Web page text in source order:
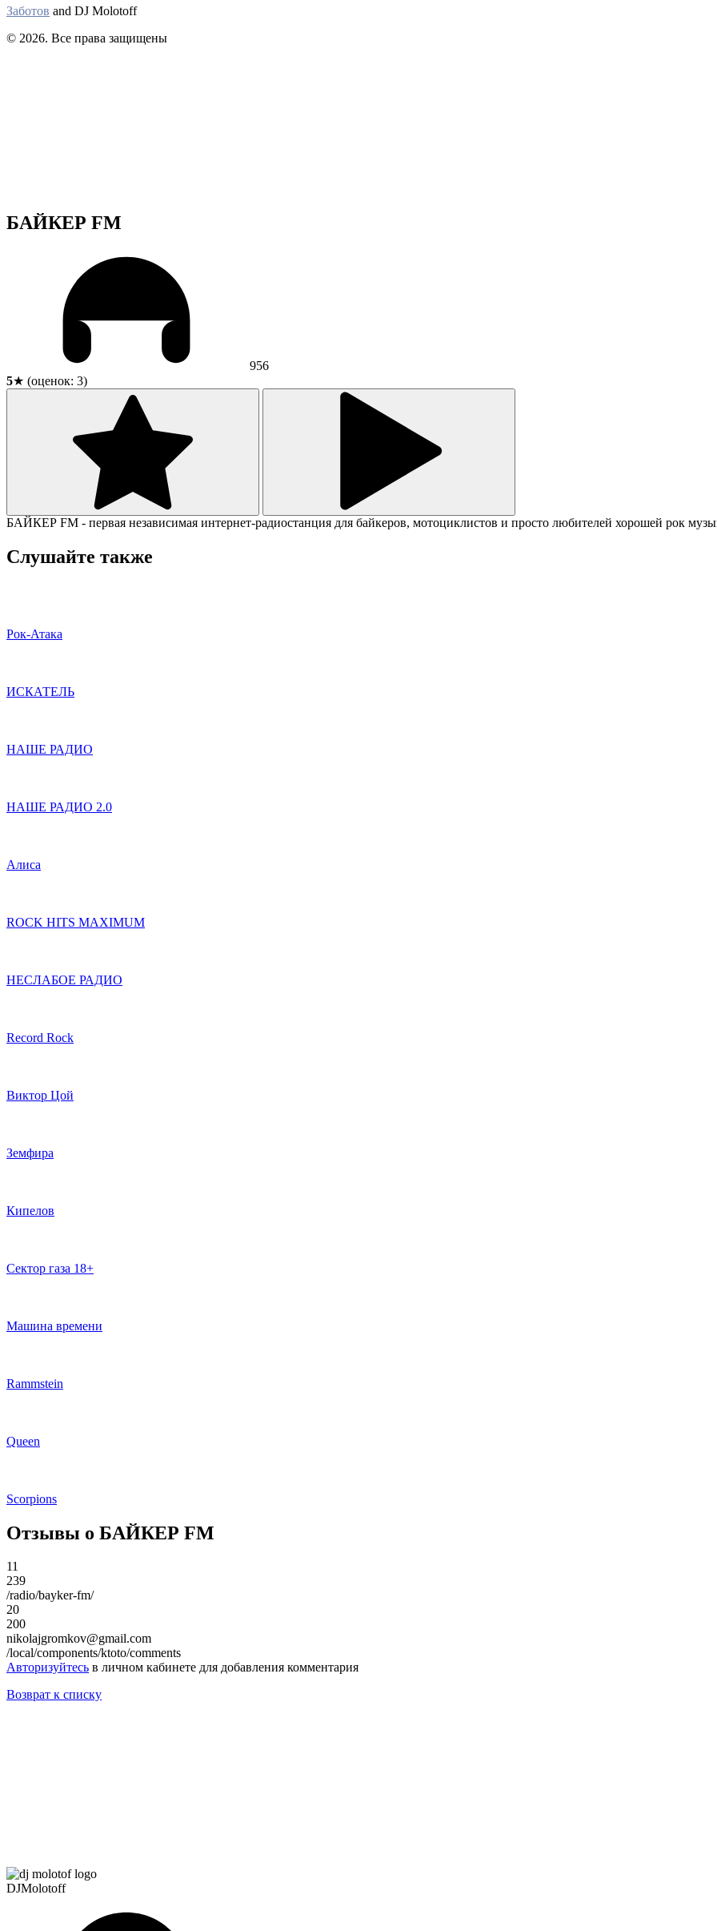
Заботов and DJ Molotoff
© 2026. Все права защищены
БАЙКЕР FM
956
5★ (оценок: 3)
БАЙКЕР FM - первая независимая интернет-радиостанция для байкеров, мотоциклистов и просто любителей хорошей рок
Слушайте также
Рок-Атака
ИСКАТЕЛЬ
НАШЕ РАДИО
НАШЕ РАДИО 2.0
Алиса
ROCK HITS MAXIMUM
НЕСЛАБОЕ РАДИО
Record Rock
Виктор Цой
Земфира
Кипелов
Сектор газа 18+
Машина времени
Rammstein
Queen
Scorpions
Отзывы о БАЙКЕР FM
11
239
/radio/bayker-fm/
20
200
nikolajgromkov@gmail.com
/local/components/ktoto/comments
Авторизуйтесь в личном кабинете для добавления комментария
Возврат к списку
DJMolotoff